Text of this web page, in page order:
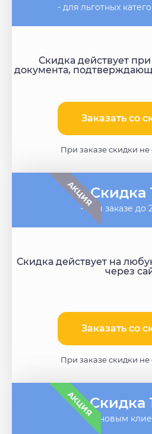
- для льготных
Скидка действует
документа,
Заказать со
При заказе скидки
АКЦИЯСкидка
- при заказе до
Скидка действует на
через
Заказать со
При заказе скидки
АКЦИЯСкидка
- новым